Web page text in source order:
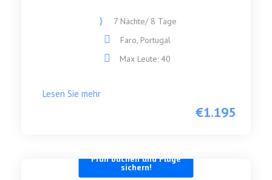
€1.195
7 Nächte/ 8 Tage
Faro, Portugal
Max Leute: 40
Lesen Sie mehr
Früh buchen und Flüge
sichern!